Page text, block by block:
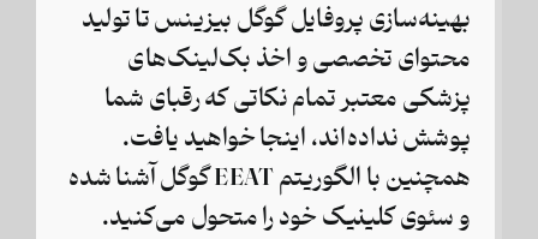
بهینه‌سازی پروفایل گوگل بیزینس تا تولید
محتوای تخصصی و اخذ بک‌لینک‌های
پزشکی معتبر تمام نکاتی که رقبای شما
پوشش نداده‌اند، اینجا خواهید یافت.
همچنین باالگوریتم EEAT
گوگل آشنا شده
و سئوی کلینیک خود را متحول می‌کنید.